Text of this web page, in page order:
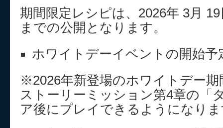
期間限定レシピは、2026年 3月
までの公開となります。
ホワイトデーイベントの開始予
※2026年新登場のホワイトデー
ストーリーミッション第4章の「
ア後にプレイできるようになり